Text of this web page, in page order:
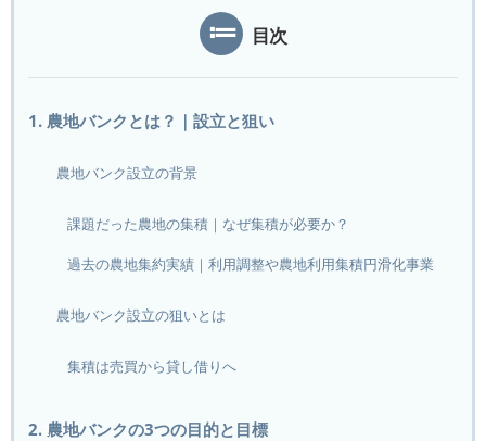
目次
1. 農地バンクとは？｜設立と狙い
農地バンク設立の背景
課題だった農地の集積｜なぜ集積が必要か？
過去の農地集約実績｜利用調整や農地利用集積円滑化事業
農地バンク設立の狙いとは
集積は売買から貸し借りへ
2. 農地バンクの3つの目的と目標